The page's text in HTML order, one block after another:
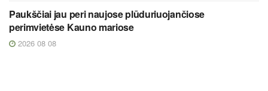
Paukščiai jau peri naujose plūduriuojančiose
perimvietėse Kauno mariose
2026 08 08